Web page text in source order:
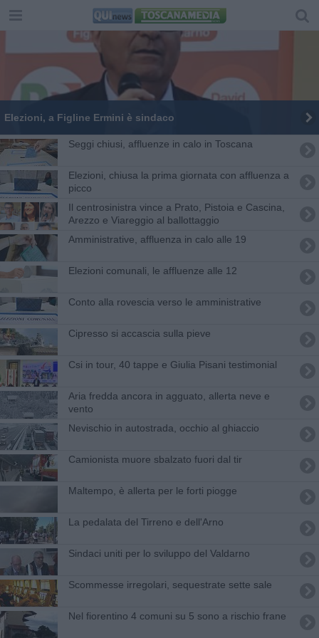
Elezioni, a Figline Ermini è sindaco
Seggi chiusi, affluenze in calo in Toscana
Elezioni, chiusa la prima giornata con affluenza a
picco
Il centrosinistra vince a Prato, Pistoia e Cascina,
Arezzo e Viareggio al ballottaggio
Amministrative, affluenza in calo alle 19
Elezioni comunali, le affluenze alle 12
Conto alla rovescia verso le amministrative
Cipresso si accascia sulla pieve
Csi in tour, 40 tappe e Giulia Pisani testimonial
Aria fredda ancora in agguato, allerta neve e
vento
Nevischio in autostrada, occhio al ghiaccio
Camionista muore sbalzato fuori dal tir
Maltempo, è allerta per le forti piogge
La pedalata del Tirreno e dell'Arno
Sindaci uniti per lo sviluppo del Valdarno
Scommesse irregolari, sequestrate sette sale
Nel fiorentino 4 comuni su 5 sono a rischio frane